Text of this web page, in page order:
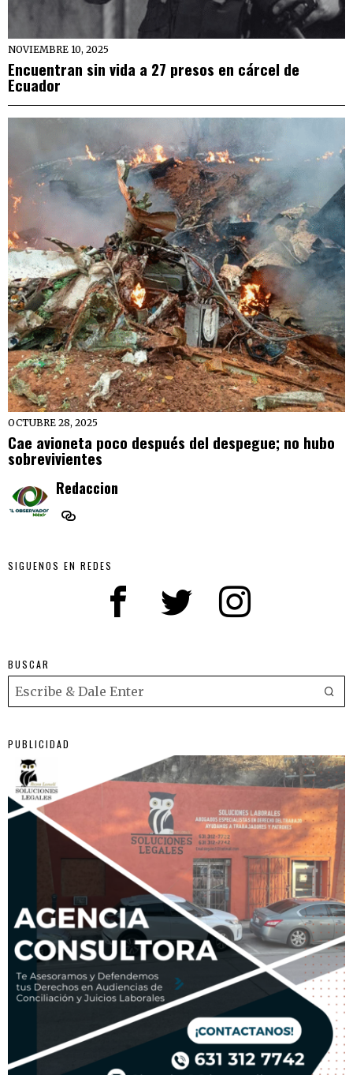
NOVIEMBRE 10, 2025
Encuentran sin vida a 27 presos en cárcel de
Ecuador
OCTUBRE 28, 2025
Cae avioneta poco después del despegue; no hubo
sobrevivientes
Redaccion
SIGUENOS EN REDES
BUSCAR
PUBLICIDAD